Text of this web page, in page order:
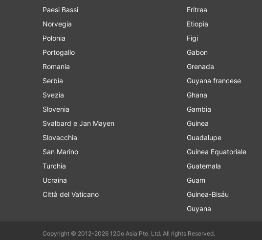
Paesi Bassi
Norvegia
Polonia
Portogallo
Romania
Serbia
Svezia
Slovenia
Svalbard e Jan Mayen
Slovacchia
San Marino
Turchia
Ucraina
Città del Vaticano
Eritrea
Etiopia
Figi
Gabon
Grenada
Guyana francese
Ghana
Gambia
Guinea
Guadalupe
Guinea Equatoriale
Guatemala
Guam
Guinea-Bisáu
Guyana
Copyright © 2012-2026 12Go Asia Pte. Ltd. All rights Reserved.